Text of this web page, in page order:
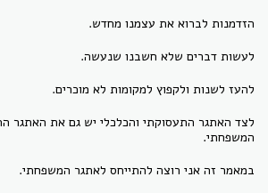
הזדמנות לברוא את עצמנו מחדש.
לעשות דברים שלא חשבנו שנעשה.
להעז לשנות ולקפוץ למקומות לא מוכרים.
לצד האתגר התעסוקתי והכלכלי יש גם את האתגר
המשפחתי.
במאמר זה אני רוצה להתייחס לאתגר המשפחתי.